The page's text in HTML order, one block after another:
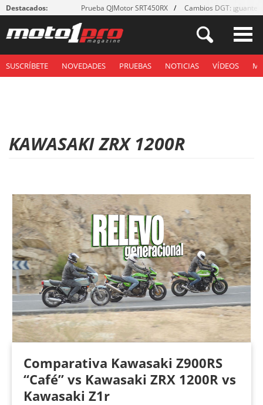
Destacados: Prueba QJMotor SRT450RX Cambios DGT: ¡guantes!
SUSCRÍBETE NOVEDADES PRUEBAS NOTICIAS VÍDEOS
KAWASAKI ZRX 1200R
Comparativa Kawasaki Z900RS
“Café” vs Kawasaki ZRX 1200R vs
Kawasaki Z1r